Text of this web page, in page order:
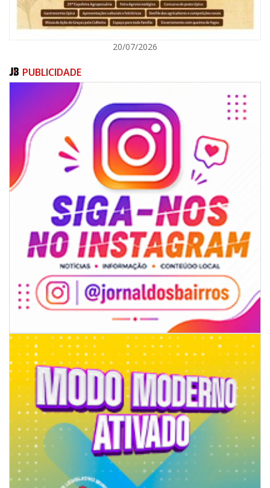
09/08/2026 | 07:00
Projeto BC em Traços está com inscrições abertas
20/07/2026
PUBLICIDADE